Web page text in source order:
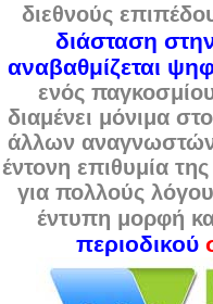
διεθνούς
διάσταση
αναβαθμίζεται
ενός
διαμένει μόνιμα
άλλων αναγνωστών
έντονη επιθυμία
για πολλούς
έντυπη μορφή
περιοδικού